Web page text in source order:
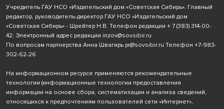
Учредитель ГАУ НСО «Издательский дом «Советская Сибирь». Главный
редактор, руководитель-директор ГАУ НСО «Издательский дом
«Советская Сибирь» - Шрейтер Н.В. Телефон редакции + 7 (383) 314-00-
42; Электронный адрес редакции inzov@sovsibir.ru
По вопросам партнерства Анна Швагирь pr@sovsibir.ru Телефон +7-983-
302-62-26
На информационном ресурсе применяются рекомендательные
технологии (информационные технологии предоставления
информации на основе сбора, систематизации и анализа сведений,
относящихся к предпочтениям пользователей сети «Интернет»,